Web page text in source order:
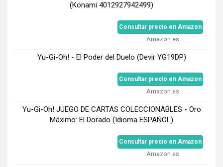
(Konami 4012927942499)
Consultar precio en Amazon
Amazon.es
Yu-Gi-Oh! - El Poder del Duelo (Devir YG19DP)
Consultar precio en Amazon
Amazon.es
Yu-Gi-Oh! JUEGO DE CARTAS COLECCIONABLES - Oro
Máximo: El Dorado (Idioma ESPAÑOL)
Consultar precio en Amazon
Amazon.es